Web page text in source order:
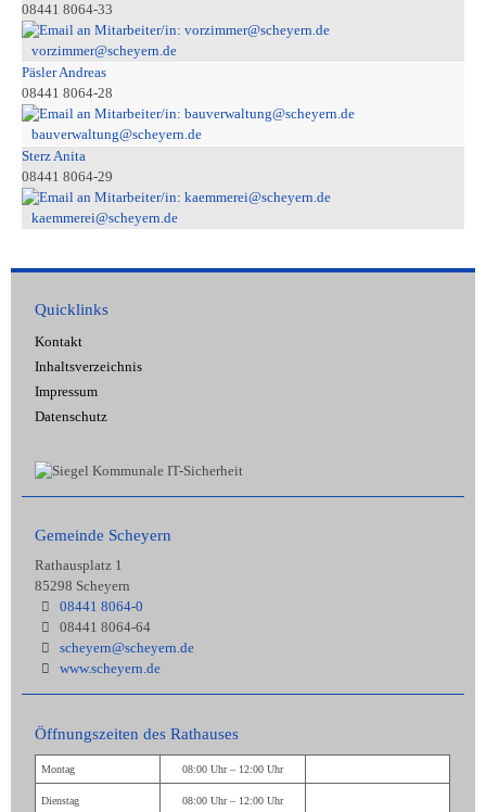
08441 8064-33
vorzimmer@scheyern.de
Päsler Andreas
08441 8064-28
bauverwaltung@scheyern.de
Sterz Anita
08441 8064-29
kaemmerei@scheyern.de
Quicklinks
Kontakt
Inhaltsverzeichnis
Impressum
Datenschutz
Gemeinde Scheyern
Rathausplatz 1
85298 Scheyern
08441 8064-0
08441 8064-64
scheyern@scheyern.de
www.scheyern.de
Öffnungszeiten des Rathauses
Montag 08:00 Uhr – 12:00 Uhr
Dienstag 08:00 Uhr – 12:00 Uhr